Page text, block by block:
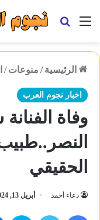
القائمة بحث
الرئيسية / منوعات /
اخبار نجوم العرب
وفاة
الحقيقي
دعاء أحمد أبريل 13, 2024
فيسبوك تويتر